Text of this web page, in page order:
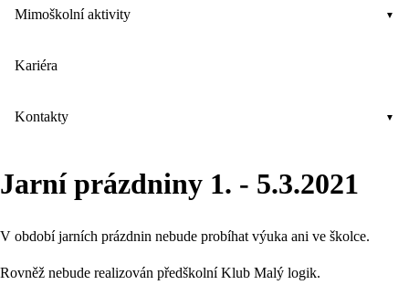
Mimoškolní aktivity
Kariéra
Kontakty
Jarní prázdniny 1. - 5.3.2021
V období jarních prázdnin nebude probíhat výuka ani ve školce.
Rovněž nebude realizován předškolní Klub Malý logik.